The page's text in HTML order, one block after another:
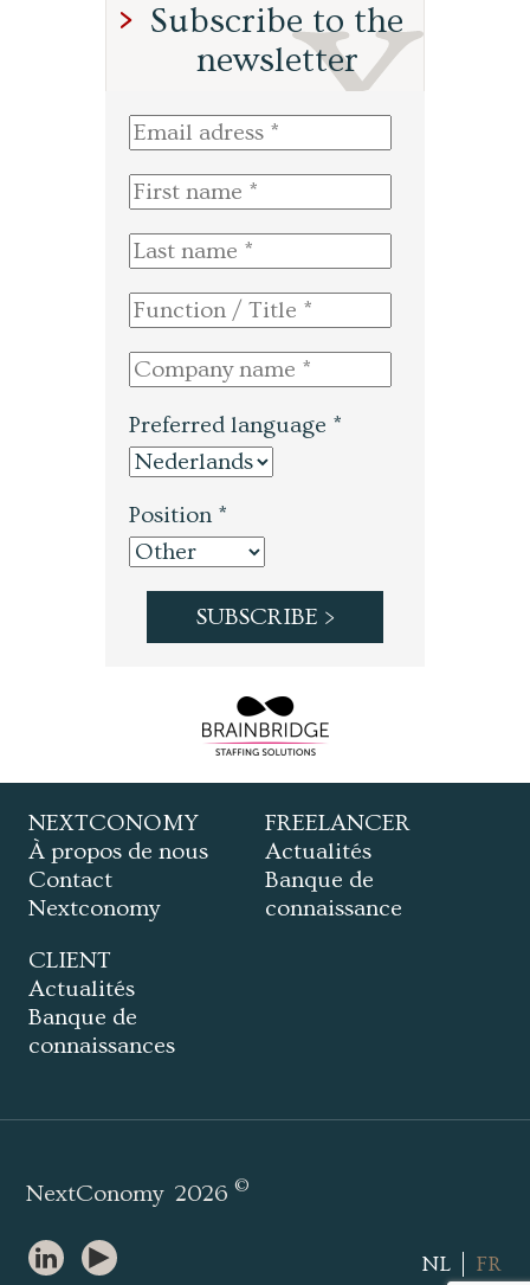
Subscribe to the
newsletter
Preferred language *
Position *
NEXTCONOMY
À propos de nous
Contact
Nextconomy
FREELANCER
Actualités
Banque de
connaissance
CLIENT
Actualités
Banque de
connaissances
NextConomy 2026©
NL FR